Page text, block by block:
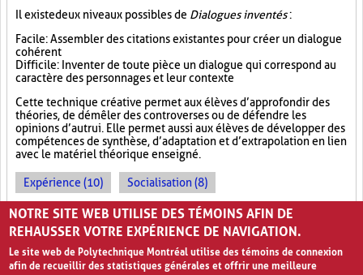
Il existe deux niveaux possibles de Dialogues inventés:
Facile : Assembler des citations existantes pour créer un dialogue
cohérent
Difficile : Inventer de toute pièce un dialogue qui correspond au
caractère des personnages et leur contexte
Cette technique créative permet aux élèves d’approfondir des
théories, de démêler des controverses ou de défendre les
opinions d’autrui. Elle permet aussi aux élèves de développer des
compétences de synthèse, d’adaptation et d’extrapolation en lien
avec le matériel théorique enseigné.
Expérience (10) Socialisation (8)
Approfondissement des connaissances (17)
NOTRE SITE WEB UTILISE DES TÉMOINS AFIN DE
REHAUSSER VOTRE EXPÉRIENCE DE NAVIGATION.
Le site web de Polytechnique Montréal utilise des témoins de connexion
afin de recueillir des statistiques générales et offrir une meilleure